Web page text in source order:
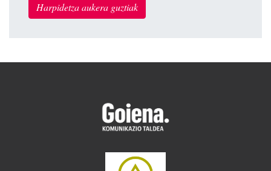
Harpidetza aukera guztiak